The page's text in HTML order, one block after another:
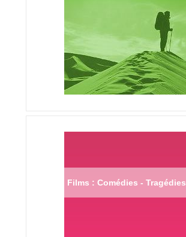
Films : Comédies - Tragédies